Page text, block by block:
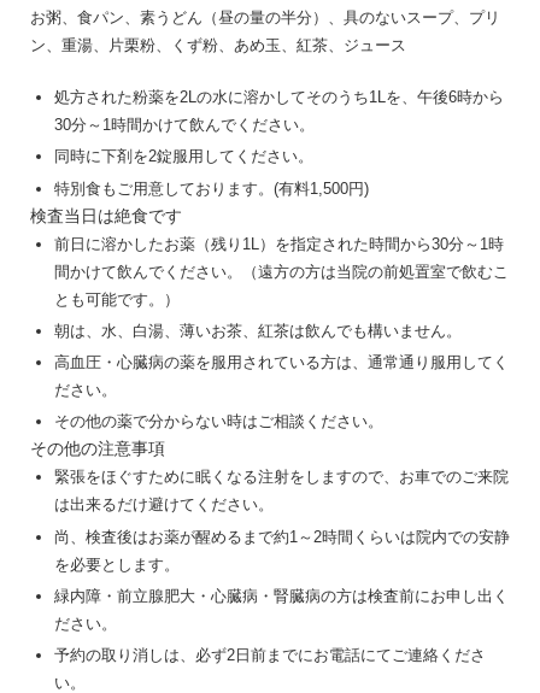
お粥、食パン、素うどん（昼の量の半分）、具のないスープ、プリ
ン、重湯、片栗粉、くず粉、あめ玉、紅茶、ジュース
処方された粉薬を2Lの水に溶かしてそのうち1Lを、午後6時から
30分～1時間かけて飲んでください。
同時に下剤を2錠服用してください。
特別食もご用意しております。(有料1,500円)
検査当日は絶食です
前日に溶かしたお薬（残り1L）を指定された時間から30分～1時
間かけて飲んでください。（遠方の方は当院の前処置室で飲むこ
とも可能です。）
朝は、水、白湯、薄いお茶、紅茶は飲んでも構いません。
高血圧・心臓病の薬を服用されている方は、通常通り服用してく
ださい。
その他の薬で分からない時はご相談ください。
その他の注意事項
緊張をほぐすために眠くなる注射をしますので、お車でのご来院
は出来るだけ避けてください。
尚、検査後はお薬が醒めるまで約1～2時間くらいは院内での安静
を必要とします。
緑内障・前立腺肥大・心臓病・腎臓病の方は検査前にお申し出く
ださい。
予約の取り消しは、必ず2日前までにお電話にてご連絡くださ
い。